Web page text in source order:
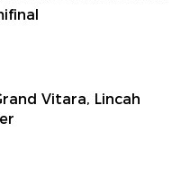
Vitara, Lincah